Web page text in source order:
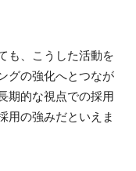
も、こうした活動を
グの強化へとつなが
期的な視点での採用
用の強みだといえま